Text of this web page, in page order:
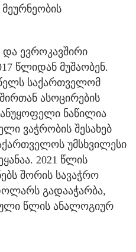
ევროკავშირი
წლიდან მუშაობენ.
წელს საქართველომ
ასოცირების
ნაწილია
ვაჭრობის შესახებ
უმსხვილესი
2021 წლის
შორის სავაჭრო
გადააჭარბა,
წლის ანალოგიურ